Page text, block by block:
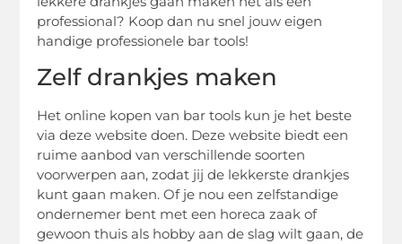
professional? Koop dan nu snel jouw eigen
handige professionele bar tools!
Zelf drankjes maken
Het online kopen van bar tools kun je het beste
via deze website doen. Deze website biedt een
ruime aanbod van verschillende soorten
voorwerpen aan, zodat jij de lekkerste drankjes
kunt gaan maken. Of je nou een zelfstandige
ondernemer bent met een horeca zaak of
gewoon thuis als hobby aan de slag wilt gaan, de